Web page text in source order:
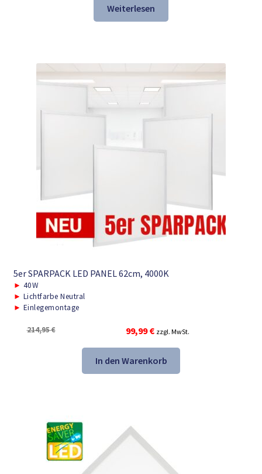
war:
147,69 € 118,98 €.
Weiterlesen
5er SPARPACK LED PANEL 62cm, 4000K
► 40W
► Lichtfarbe Neutral
► Einlegemontage
214,95€
Ursprünglicher
war:
214,95 €
99,99€Aktueller
ist:
99,99 €.
zzgl. MwSt.
In den Warenkorb